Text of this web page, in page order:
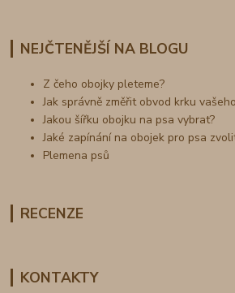
NEJČTENĚJŠÍ NA BLOGU
Z čeho obojky pleteme?
Jak správně změřit obvod krku
Jakou šířku obojku na psa vybrat?
Jaké zapínání na obojek pro psa
Plemena psů
RECENZE
KONTAKTY